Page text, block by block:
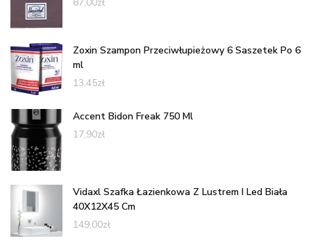
Zoxin Szampon Przeciwłupieżowy 6 Saszetek Po 6
ml
13,45zł
Accent Bidon Freak 750 Ml
17,90zł
Vidaxl Szafka Łazienkowa Z Lustrem I Led Biała
40X12X45 Cm
149,00zł